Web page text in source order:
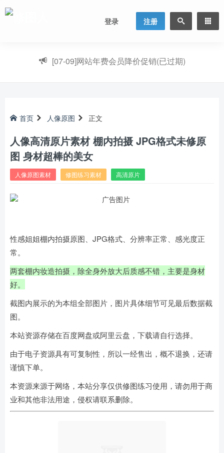
登录 注册
[07-09]网站年费会员降价促销(已过期)
首页 人像原图 正文
人像高清原片素材 棚内拍摄 JPG格式未修原
图 身材超棒的美女
人像原图素材 修图练习素材 高清原片
性感姐姐棚内拍摄原图、JPG格式、分辨率正常、感光度正
常。
两套棚内妆造拍摄，除全身外放大后质感不错，主要是身材
好。
截图内展示的为本组全部图片，图片具体细节可见最后数据截
图。
本站资源存储在百度网盘或阿里云盘，下载请自行选择。
由于电子资源具有可复制性，所以一经售出，概不退换，还请
谨慎下单。
本资源来源于网络，本站分享仅供修图练习使用，请勿用于商
业和其他非法用途，侵权请联系删除。